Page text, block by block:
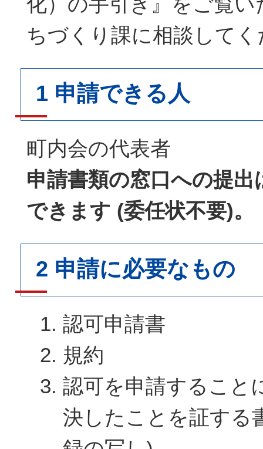
ちづくり課に相談して
1 申請できる人
町内会の代表者
申請書類の窓口への提
できます (委任状不要)。
2 申請に必要なもの
認可申請書
規約
認可を申請すること
決したことを証する